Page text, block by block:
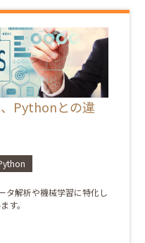
Pythonとの違
タ解析や機械学習に特化し
す。